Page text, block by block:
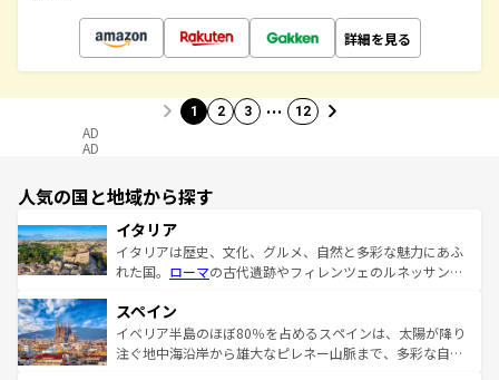
詳細を見る
1 2 3 … 12
AD
AD
人気の国と地域から探す
イタリア
イタリアは歴史、文化、グルメ、自然と多彩な魅力にあふ
れた国。 ローマの古代遺跡やフィレンツェのルネッサンス
ろん、トスカーナの美しい田園風景やアマルフィ海岸の絶
景など、自然景観も見逃せない。観光の合間には、本場の
ピザやパスタなど、絶品のイタリア料理を堪能することも
スペイン
イベリア半島のほぼ80％を占めるスペインは、太陽が降り
注ぐ地中海沿岸から雄大なピレネー山脈まで、多彩な自然